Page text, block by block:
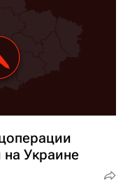
Украине